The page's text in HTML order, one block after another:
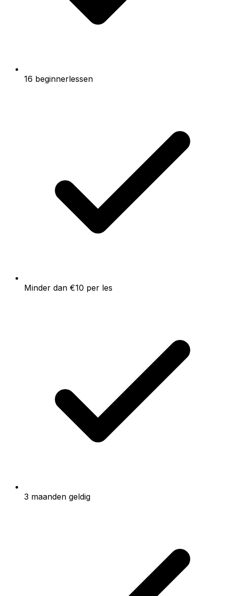
16 beginnerlessen
Minder dan €10 per les
3 maanden geldig